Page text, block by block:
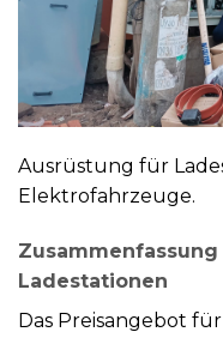
Ausrüstung für
Elektrofahrzeuge.
Ladestationen
Das Preisangebot